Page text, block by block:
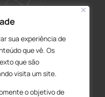
sua experiência de
que vê. Os
que são
visita um site.
o objetivo de